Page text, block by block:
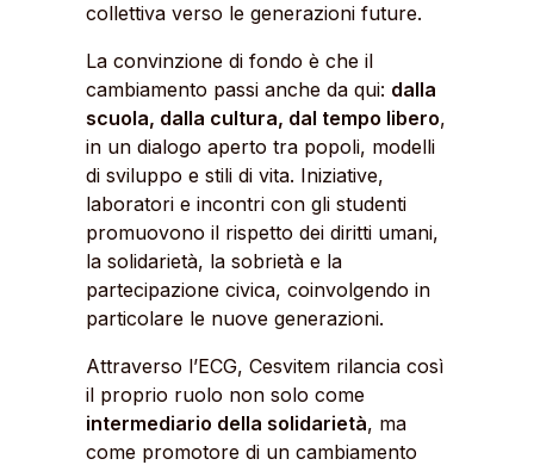
collettiva verso le generazioni future.
La convinzione di fondo è che il
cambiamento passi anche da qui: dalla
scuola, dalla cultura, dal tempo libero,
in un dialogo aperto tra popoli, modelli
di sviluppo e stili di vita. Iniziative,
laboratori e incontri con gli studenti
promuovono il rispetto dei diritti umani,
la solidarietà, la sobrietà e la
partecipazione civica, coinvolgendo in
particolare le nuove generazioni.
Attraverso l’ECG, Cesvitem rilancia così
il proprio ruolo non solo come
intermediario della solidarietà, ma
come promotore di un cambiamento